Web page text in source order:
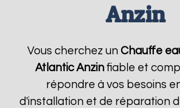
Anzin
Vous cherchez un Chauffe
Atlantic Anzin fiable et
répondre à vos besoins
d'installation et de réparation